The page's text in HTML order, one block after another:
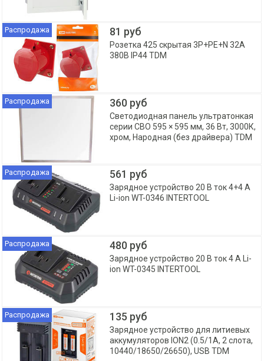
Распродажа 81 руб
Розетка 425 скрытая 3Р+РЕ+N 32А
380В IP44 TDM
Распродажа 360 руб
Светодиодная панель ультратонкая
серии СВО 595 × 595 мм, 36 Вт, 3000К,
хром, Народная (без драйвера) TDM
Распродажа 561 руб
Зарядное устройство 20 B ток 4+4 А
Li-ion WT-0346 INTERTOOL
Распродажа 480 руб
Зарядное устройство 20 B ток 4 А Li-
ion WT-0345 INTERTOOL
Распродажа 135 руб
Зарядное устройство для литиевых
аккумуляторов ION2 (0.5/1A, 2 слота,
10440/18650/26650), USB TDM